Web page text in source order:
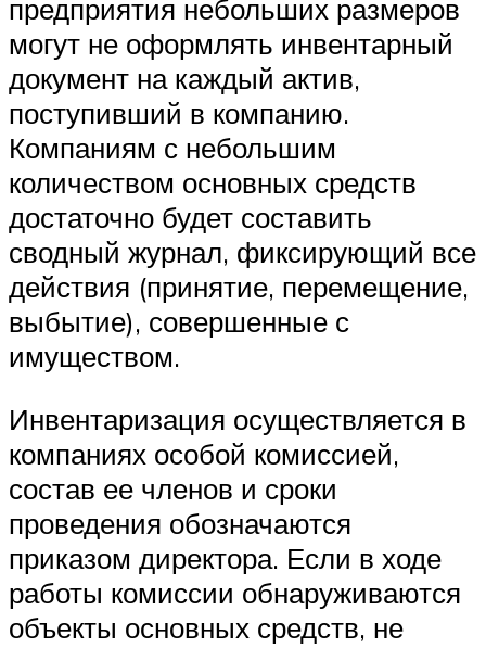
предприятия небольших размеров
могут не оформлять инвентарный
документ на каждый актив,
поступивший в компанию.
Компаниям с небольшим
количеством основных средств
достаточно будет составить
сводный журнал, фиксирующий все
действия (принятие, перемещение,
выбытие), совершенные с
имуществом.
Инвентаризация осуществляется в
компаниях особой комиссией,
состав ее членов и сроки
проведения обозначаются
приказом директора. Если в ходе
работы комиссии обнаруживаются
объекты основных средств, не